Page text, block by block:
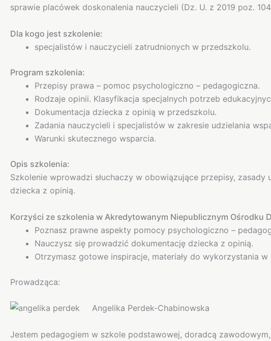
sprawie placówek doskonalenia nauczycieli (Dz. U. z 2019 poz.
Dla kogo jest szkolenie:
specjalistów i nauczycieli zatrudnionych w przedszkolu.
Program szkolenia:
Przepisy prawa – pomoc psychologiczno – pedagogiczna.
Rodzaje opinii. Klasyfikacja specjalnych potrzeb
Dokumentacja dziecka z opinią w przedszkolu.
Zadania nauczycieli i specjalistów w zakresie udzielania
Warunki skutecznego wsparcia.
Opis szkolenia:
Szkolenie wprowadzi słuchaczy w obowiązujące przepisy,
dziecka z opinią.
Korzyści ze szkolenia w Akredytowanym Niepublicznym Ośrodku
Poznasz prawne aspekty pomocy psychologiczno –
Nauczysz się prowadzić dokumentację dziecka z opinią.
Otrzymasz gotowe inspiracje, materiały do wykorzystania w
Prowadząca:
Angelika Perdek-Chabinowska
Jestem pedagogiem w szkole podstawowej, doradcą